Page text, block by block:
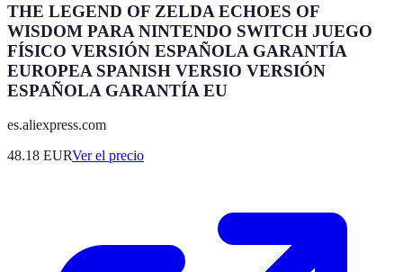
THE LEGEND OF ZELDA ECHOES OF
WISDOM PARA NINTENDO SWITCH JUEGO
FÍSICO VERSIÓN ESPAÑOLA GARANTÍA
EUROPEA SPANISH VERSIO VERSIÓN
ESPAÑOLA GARANTÍA EU
es.aliexpress.com
48.18 EURVer el precio